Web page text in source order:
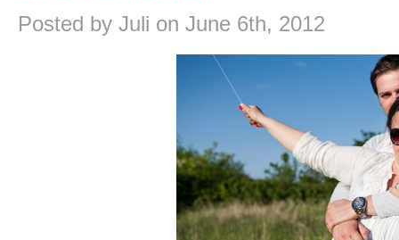
Posted by Juli on June 6th, 2012